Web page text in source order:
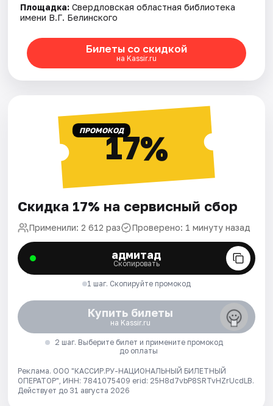
Рейтинги
Площадка: Свердловская областная библиотека
имени В.Г. Белинского
Билеты со скидкой
на Kassir.ru
ПРОМОКОД17%
Скидка 17% на сервисный сбор
Применили: 2 612 раз Проверено: 1 минуту назад
адмитад
Скопировать
1 шаг. Скопируйте промокод
Купить билеты
на Kassir.ru
2 шаг. Выберите билет и примените промокод
до оплаты
Реклама. ООО "КАССИР.РУ-НАЦИОНАЛЬНЫЙ БИЛЕТНЫЙ
ОПЕРАТОР", ИНН: 7841075409 erid: 25H8d7vbP8SRTvHZrUcdLB.
Действует до 31 августа 2026